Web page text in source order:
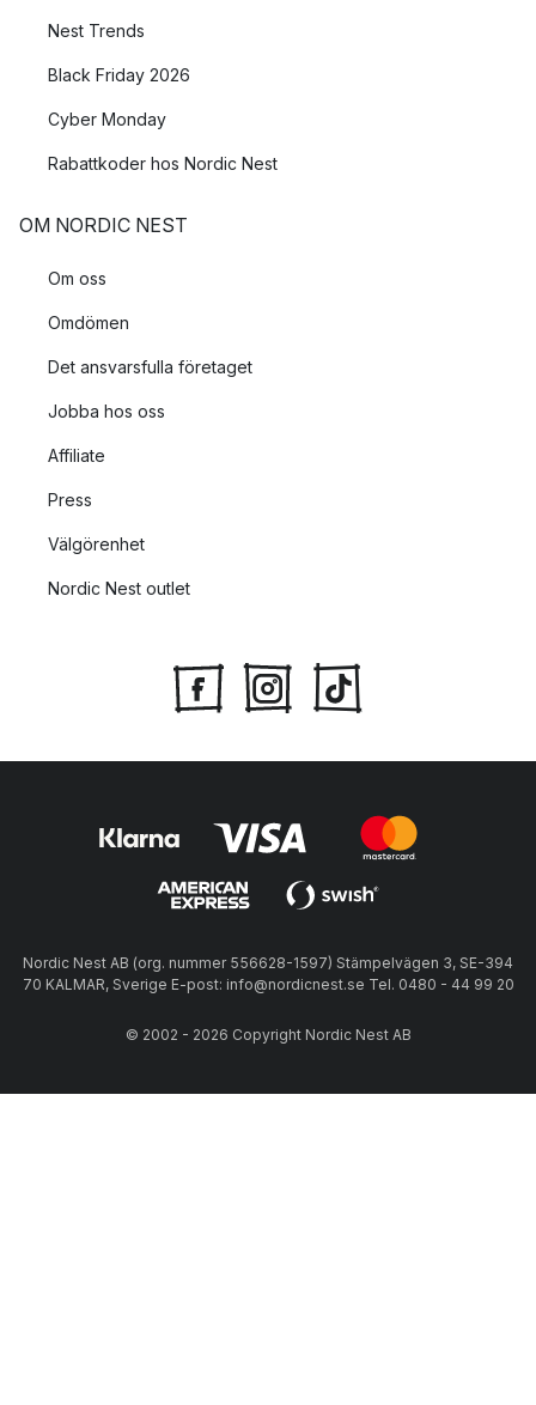
Nest Trends
Black Friday 2026
Cyber Monday
Rabattkoder hos Nordic Nest
OM NORDIC NEST
Om oss
Omdömen
Det ansvarsfulla företaget
Jobba hos oss
Affiliate
Press
Välgörenhet
Nordic Nest outlet
Nordic Nest AB (org. nummer 556628-1597) Stämpelvägen 3, SE-394
70 KALMAR, Sverige E-post: info@nordicnest.se Tel. 0480 - 44 99 20
© 2002 - 2026 Copyright Nordic Nest AB